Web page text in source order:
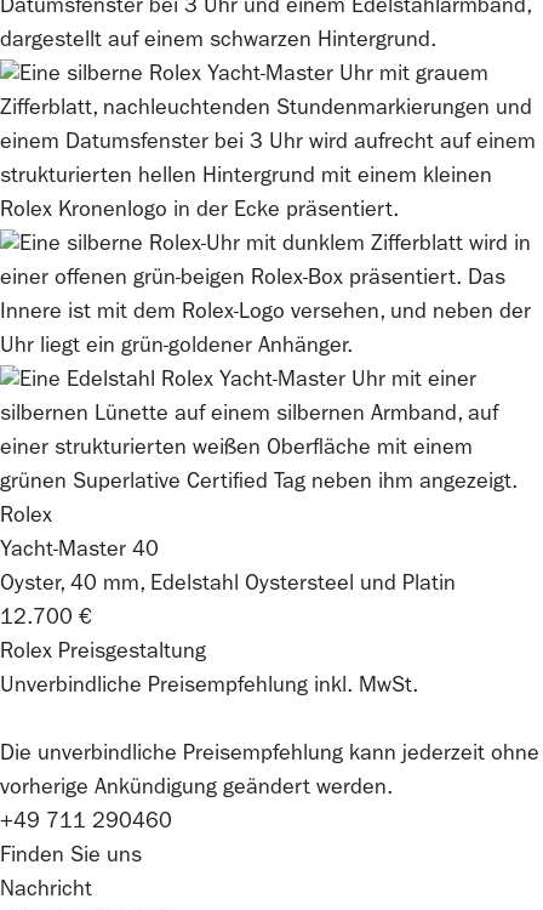
Rolex
Yacht-Master 40
Oyster, 40 mm, Edelstahl Oystersteel und Platin
12.700 €
Rolex Preisgestaltung
Unverbindliche Preisempfehlung inkl. MwSt.
Die unverbindliche Preis­empfehlung kann jederzeit ohne
vorherige Ankündigung geändert werden.
+49 711 290460
Finden Sie uns
Nachricht